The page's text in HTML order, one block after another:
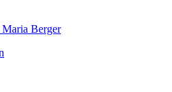
Berger